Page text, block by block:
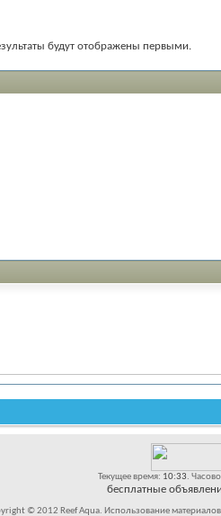
будут отображены первыми.
Текущее время: 10:33.
бесплатные
© 2012 Reef Aqua. Использование